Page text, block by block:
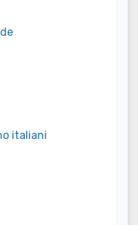
italiani